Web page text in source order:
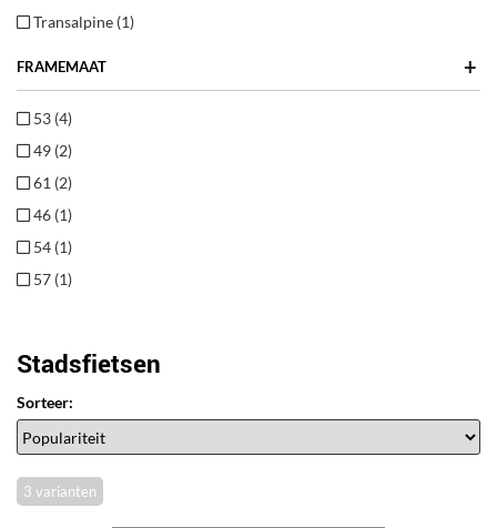
Transalpine (1)
FRAMEMAAT +
53 (4)
49 (2)
61 (2)
46 (1)
54 (1)
57 (1)
Stadsfietsen
Sorteer:
3 varianten